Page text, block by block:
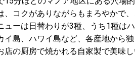
、コクがありながらもまろやかで
ューは日替わりが3種、うち1種は
イ島、ハワイ島など、各産地から
店の厨房で焼かれる自家製で美味し